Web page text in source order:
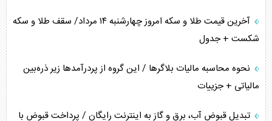
آخرین قیمت طلا و سکه امروز چهارشنبه ۱۴ مرداد/ سقف طلا و سکه
شکست + جدول
نحوه محاسبه مالیات بلاگر‌ها / این گروه از پردرآمد‌ها زیر ذره‌بین
مالیاتی + جزییات
تبدیل قبوض آب، برق و گاز به اینترنت رایگان / پرداخت قبوض با